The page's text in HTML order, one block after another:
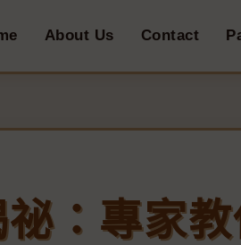
About Us Contact
：專家